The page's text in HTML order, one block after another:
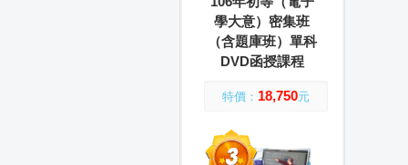
學大意）密集班
（含題庫班）單科
DVD函授課程
特價： 18,750元